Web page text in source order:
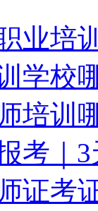
业培
学校
培训
考｜
证考